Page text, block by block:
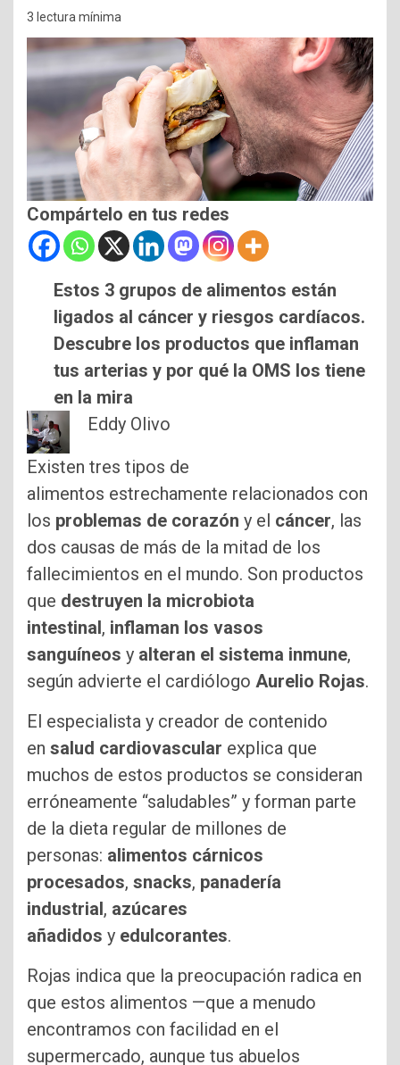
3 lectura mínima
Compártelo en tus redes
Estos 3 grupos de alimentos están
ligados al cáncer y riesgos cardíacos.
Descubre los productos que inflaman
tus arterias y por qué la OMS los tiene
en la mira
Eddy Olivo
Existen tres tipos de
alimentos estrechamente relacionados con
los problemas de corazón y el cáncer, las
dos causas de más de la mitad de los
fallecimientos en el mundo. Son productos
que destruyen la microbiota
intestinal, inflaman los vasos
sanguíneos y alteran el sistema inmune,
según advierte el cardiólogo Aurelio Rojas.
El especialista y creador de contenido
en salud cardiovascular explica que
muchos de estos productos se consideran
erróneamente “saludables” y forman parte
de la dieta regular de millones de
personas: alimentos cárnicos
procesados, snacks, panadería
industrial, azúcares
añadidos y edulcorantes.
Rojas indica que la preocupación radica en
que estos alimentos —que a menudo
encontramos con facilidad en el
supermercado, aunque tus abuelos